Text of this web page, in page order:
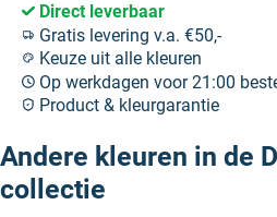
Direct leverbaar
Gratis levering v.a. €50,-
Keuze uit alle kleuren
Op werkdagen voor 21:00
Product & kleurgarantie
Andere kleuren in de
collectie